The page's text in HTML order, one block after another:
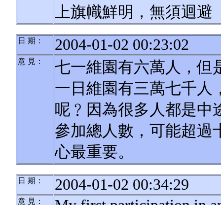
上旗幟鮮明，無須迴避
日 期： 2004-01-02 00:23:02
意 見：
七一維園有六萬人，但
一日維園有三萬七千人
呢﹖因為很多人都是中
參加總人數，可能超過
心最重要。
日 期： 2004-01-02 00:34:29
意 見：